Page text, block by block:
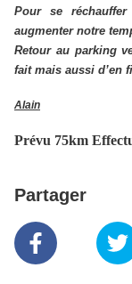
Pour se
augmenter notre
Retour au parking
fait mais aussi d’en
Alain
Prévu 75km
Partager